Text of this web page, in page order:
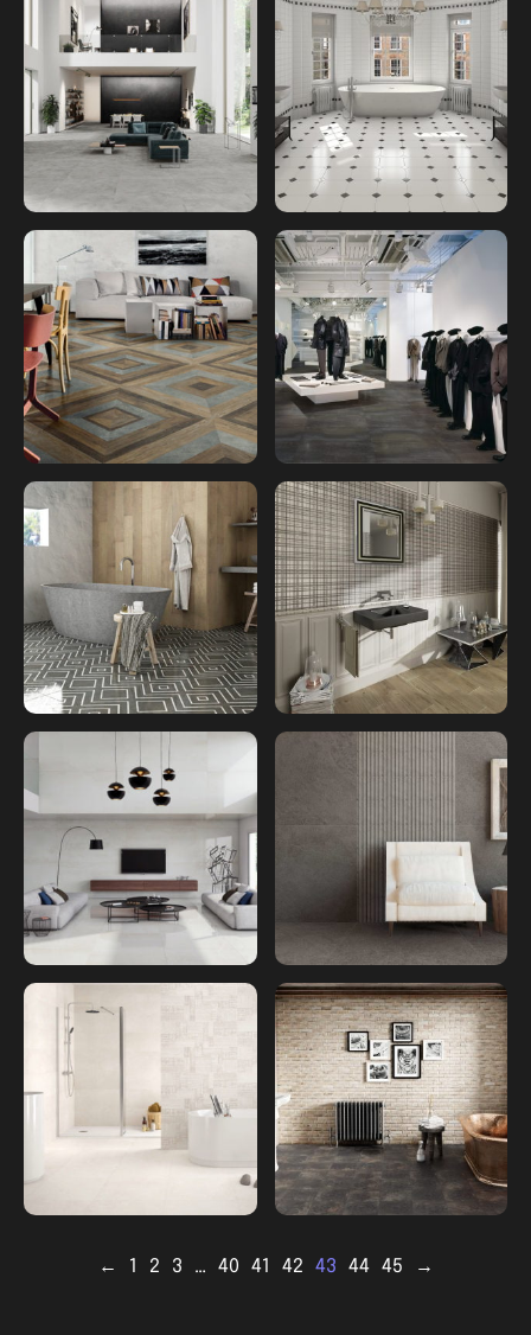
← 1 2 3 … 40 41 42 43 44 45 →